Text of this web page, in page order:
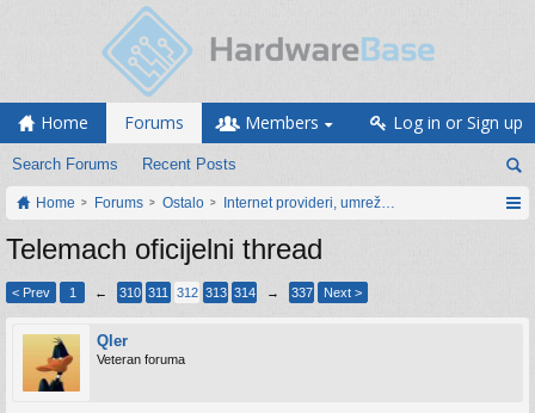
Home Forums
Search Forums Recent Posts
Members Log in or Sign up
Home Forums Ostalo Internet provideri, umrežavanje i web servisi
Telemach oficijelni thread
< Prev 1 ← 310 311 312 313 314 → 337 Next >
Qler
Veteran foruma